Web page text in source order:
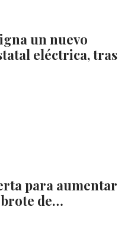
un nuevo
eléctrica, tras
para aumentar
de…